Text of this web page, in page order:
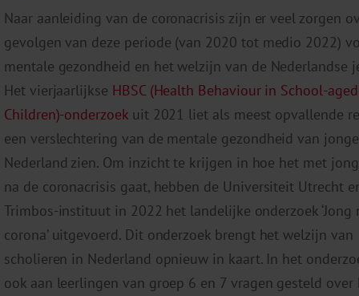
Naar aanleiding van de coronacrisis zijn er veel zorgen
gevolgen van deze periode (van 2020 tot medio 2022)
mentale gezondheid en het welzijn van de Nederlandse
Het vierjaarlijkse HBSC (Health Behaviour in School-aged
Children)-onderzoekuit 2021 liet als meest opvallende
een verslechtering van de mentale gezondheid van
Nederland zien. Om inzicht te krijgen in hoe het met
na de coronacrisis gaat, hebben de Universiteit Utrecht
Trimbos-instituut in 2022 het landelijke onderzoek ‘Jong
corona’ uitgevoerd. Dit onderzoek brengt het welzijn van
scholieren in Nederland opnieuw in kaart. In het
ook aan leerlingen van groep 6 en 7 vragen gesteld over